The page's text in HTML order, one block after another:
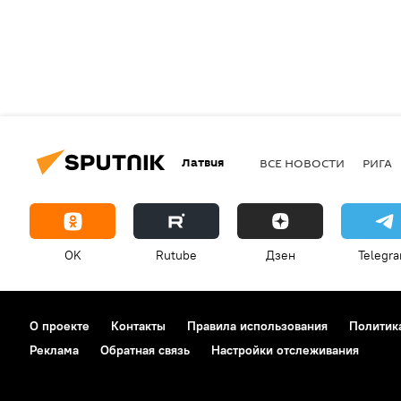
Латвия ВСЕ НОВОСТИ РИГА
OK Rutube Дзен
О проекте Контакты Правила использования
Реклама
Обратная связь Настройки отслеживания